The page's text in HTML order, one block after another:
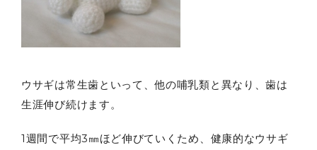
ウサギは常生歯といって、他の哺乳類と異なり、歯は
生涯伸び続けます。
1週間で平均3㎜ほど伸びていくため、健康的なウサギ